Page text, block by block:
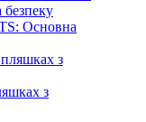
Основна
з